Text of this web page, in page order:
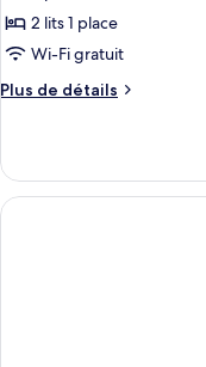
2 lits 1 place
Wi-Fi gratuit
Plus de détails
Plus
le
type
de